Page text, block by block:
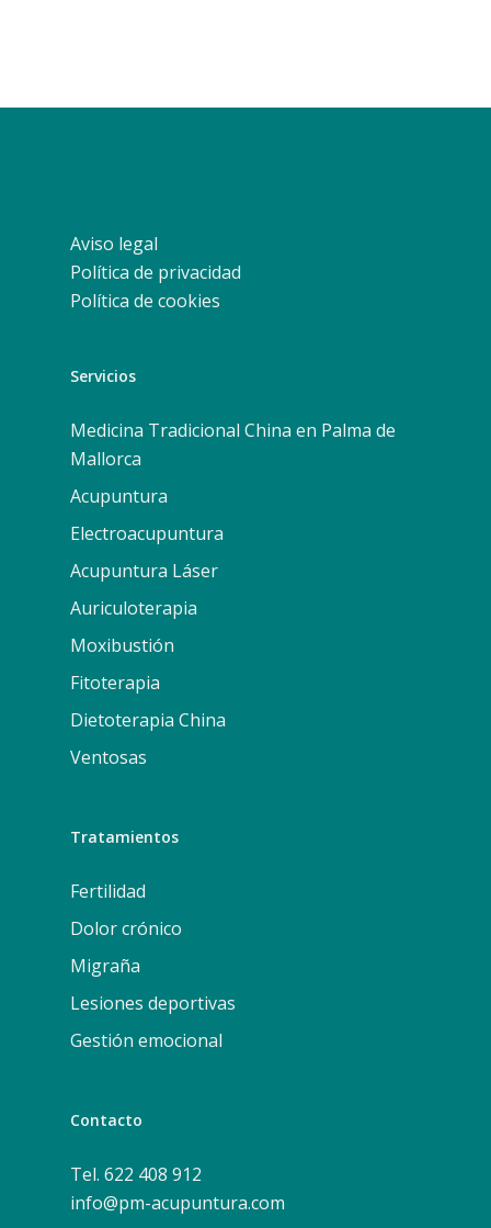
Aviso legal
Política de privacidad
Política de cookies
Servicios
Medicina Tradicional China en Palma de
Mallorca
Acupuntura
Electroacupuntura
Acupuntura Láser
Auriculoterapia
Moxibustión
Fitoterapia
Dietoterapia China
Ventosas
Tratamientos
Fertilidad
Dolor crónico
Migraña
Lesiones deportivas
Gestión emocional
Contacto
Tel. 622 408 912
info@pm-acupuntura.com